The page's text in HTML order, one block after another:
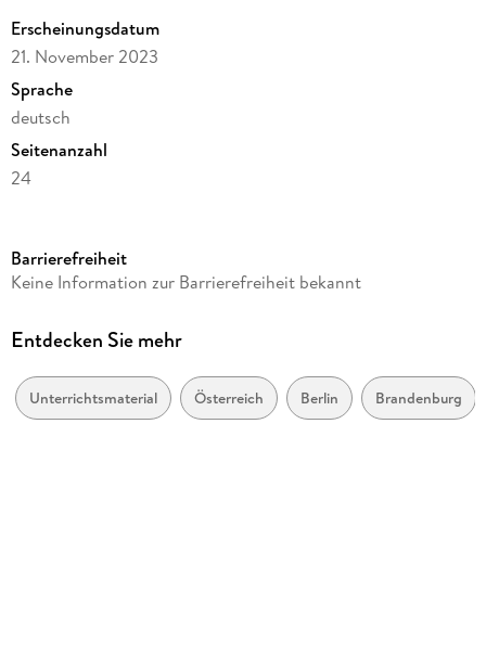
Erscheinungsdatum
21. November 2023
Sprache
deutsch
Seitenanzahl
24
Reihe
Verlag/Hersteller
Produktart
geheftet
Barrierefreiheit
Keine Information zur Barrierefreiheit bekannt
Entdecken Sie mehr
Unterrichtsmaterial Österreich Berlin Brandenburg